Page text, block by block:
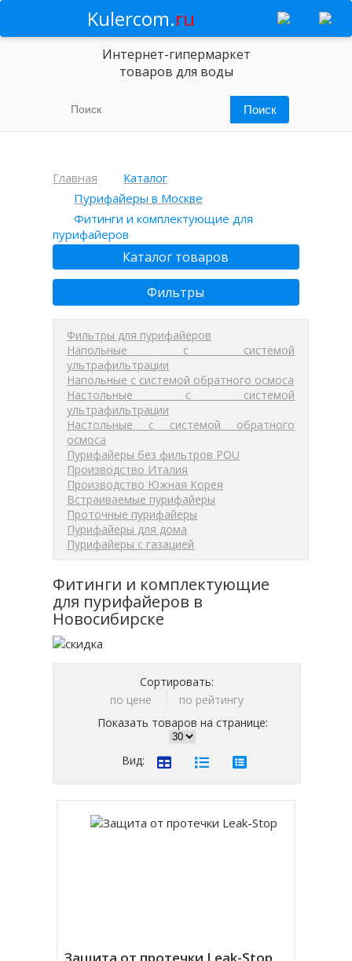
Kulercom.ru
Интернет-гипермаркет
товаров для воды
Главная
Каталог
Пурифайеры в Москве
Фитинги и комплектующие для
пурифайеров
Каталог товаров
Фильтры
Фильтры для пурифайеров
Напольные с системой
ультрафильтрации
Напольные с системой обратного осмоса
Настольные с системой
ультрафильтрации
Настольные с системой обратного
осмоса
Пурифайеры без фильтров POU
Производство Италия
Производство Южная Корея
Встраиваемые пурифайеры
Проточные пурифайеры
Пурифайеры для дома
Пурифайеры с газацией
Фитинги и комплектующие
для пурифайеров в
Новосибирске
Сортировать:
по цене
по рейтингу
Показать товаров на странице:
Вид: